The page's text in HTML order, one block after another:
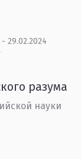
29.02.2024
разума
науки